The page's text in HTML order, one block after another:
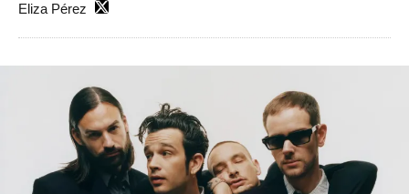
Eliza Pérez